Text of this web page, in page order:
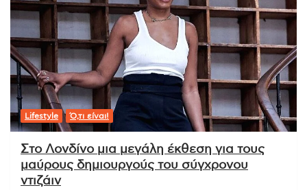
Lifestyle Ό,τι είναι!
Στο Λονδίνο μια μεγάλη έκθεση για τους
μαύρους δημιουργούς του σύγχρονου
ντιζάιν